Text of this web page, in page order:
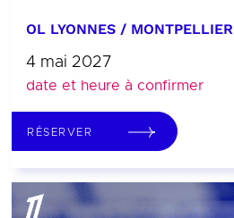
OL LYONNES / MONTPELLIER
4 mai 2027
date et heure à confirmer
RÉSERVER